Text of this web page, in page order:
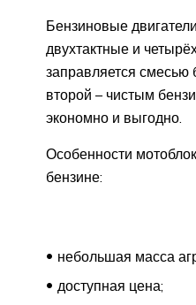
Бензиновые
двухтактные и
заправляется смесью
второй – чистым
экономно и выгодно.
Особенности
бензине:
небольшая масса
доступная цена;